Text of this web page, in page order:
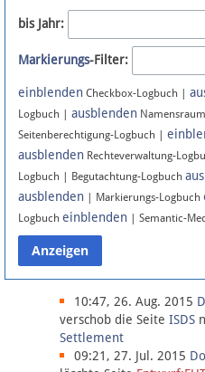
Newsletter
Bluesky
Facebook
Instagram
Anmelden
Datenschutz
Über Lobbypedia
Impressum
bis Jahr:
Markierungs-Filter:
einblenden Checkbox-Logbuch |
Logbuch | ausblenden
Seitenberechtigung-Logbuch |
ausblenden Rechteverwaltung-
Logbuch | Begutachtung-Logbuch
ausblenden | Markierungs-Logbuch
Logbuch einblenden | Semantic-
10:47, 26. Aug. 2015
verschob die Seite ISDS
Settlement
09:21, 27. Jul. 2015